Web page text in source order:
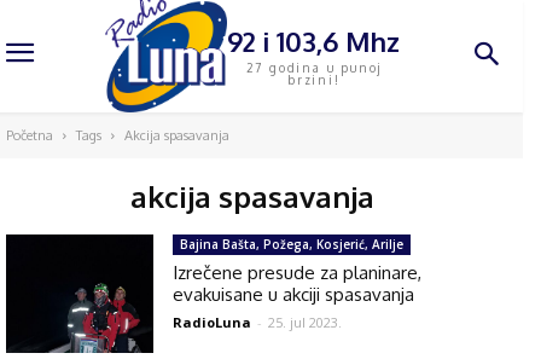
92 i 103,6 Mhz
27 godina u punoj
brzini!
Početna Tags Akcija spasavanja
akcija spasavanja
Bajina Bašta, Požega, Kosjerić, Arilje
Izrečene presude za planinare,
evakuisane u akciji spasavanja
RadioLuna - 25. jul 2023.